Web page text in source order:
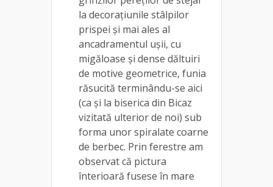
la decorațiunile stâlpilor
prispei și mai ales al
ancadramentul ușii, cu
migăloase și dense dăltuiri
de motive geometrice, funia
răsucită terminându-se aici
(ca și la biserica din Bicaz
vizitată ulterior de noi) sub
forma unor spiralate coarne
de berbec. Prin ferestre am
observat că pictura
înterioară fusese în mare